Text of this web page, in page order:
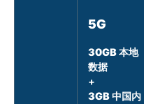
5G
30GB 本地
数据
+
3GB 中国内